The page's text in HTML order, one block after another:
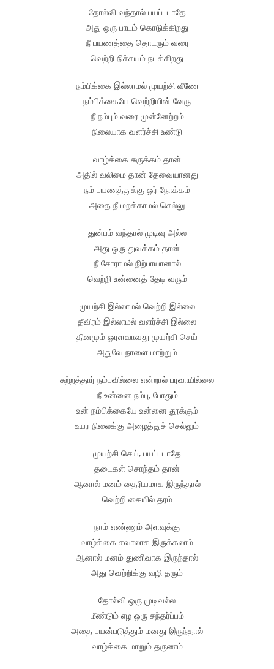
தோல்வி வந்தால் பயப்படாதே
அது ஒரு பாடம் கொடுக்கிறது
நீ பயணத்தை தொடரும் வரை
வெற்றி நிச்சயம் நடக்கிறது
நம்பிக்கை இல்லாமல் முயற்சி வீணே
நம்பிக்கையே வெற்றியின் வேரு
நீ நம்பும் வரை முன்னேற்றம்
நிலையாக வளர்ச்சி உண்டு
வாழ்க்கை சுருக்கம் தான்
அதில் வலிமை தான் தேவையானது
நம் பயணத்துக்கு ஓர் நோக்கம்
அதை நீ மறக்காமல் செல்லு
துன்பம் வந்தால் முடிவு அல்ல
அது ஒரு துவக்கம் தான்
நீ சோராமல் நிற்பாயானால்
வெற்றி உன்னைத் தேடி வரும்
முயற்சி இல்லாமல் வெற்றி இல்லை
தீவிரம் இல்லாமல் வளர்ச்சி இல்லை
தினமும் ஓரளவாவது முயற்சி செய்
அதுவே நாளை மாற்றும்
சுற்றத்தார் நம்பவில்லை என்றால் பரவாயில்லை
நீ உன்னை நம்பு, போதும்
உன் நம்பிக்கையே உன்னை தூக்கும்
உயர நிலைக்கு அழைத்துச் செல்லும்
முயற்சி செய், பயப்படாதே
தடைகள் சொந்தம் தான்
ஆனால் மனம் தைரியமாக இருந்தால்
வெற்றி கையில் தரம்
நாம் எண்ணும் அளவுக்கு
வாழ்க்கை சவாலாக இருக்கலாம்
ஆனால் மனம் துணிவாக இருந்தால்
அது வெற்றிக்கு வழி தரும்
தோல்வி ஒரு முடிவல்ல
மீண்டும் எழ ஒரு சந்தர்ப்பம்
அதை பயன்படுத்தும் மனது இருந்தால்
வாழ்க்கை மாறும் தருணம்